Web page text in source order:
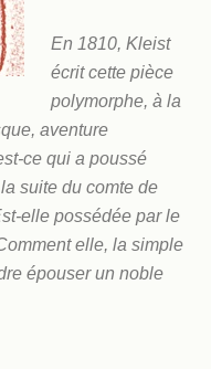
En 1810, Kleist
écrit cette pièce
polymorphe, à la
aventure
ce qui a poussé
suite du comte de
elle possédée par le
elle, la simple
épouser un noble